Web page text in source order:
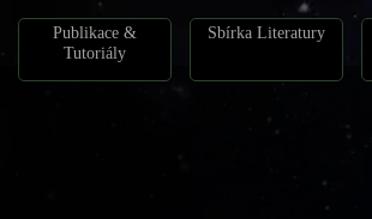
Publikace &
Tutoriály
Sbírka Literatury